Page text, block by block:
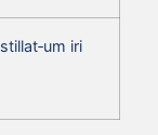
stillat‑um iri